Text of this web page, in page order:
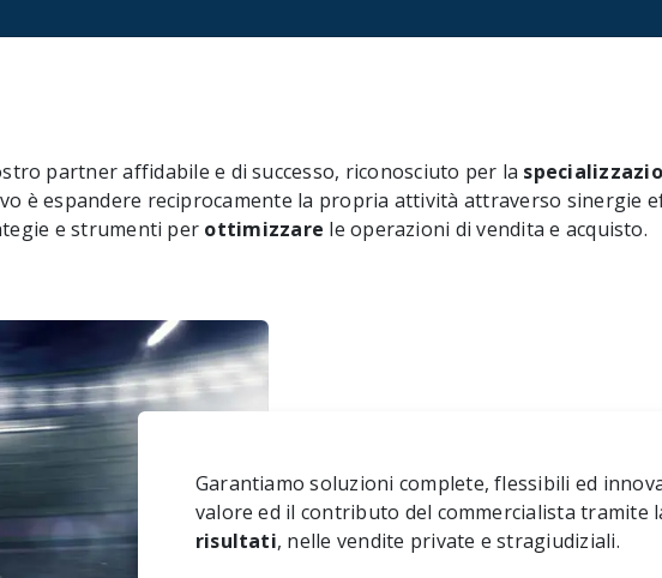
partner affidabile e di successo, riconosciuto per la
è espandere reciprocamente la propria attività attraverso sinergie
e strumenti per ottimizzare le operazioni di vendita e acquisto.
Garantiamo soluzioni complete, flessibili ed
valore ed il contributo del commercialista tramite
risultati, nelle vendite private e stragiudiziali.